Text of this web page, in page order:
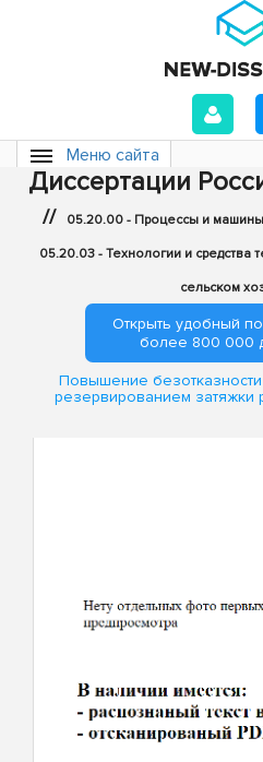
Меню сайта
Диссертации
// 05.20.00 - Процессы и
05.20.03 - Технологии и средства
сельском
Открыть удобный
более 800 000
Повышение безотказности
резервированием затяжки